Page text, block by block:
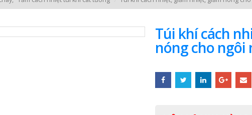
Túi khí cách
nóng cho ngôi